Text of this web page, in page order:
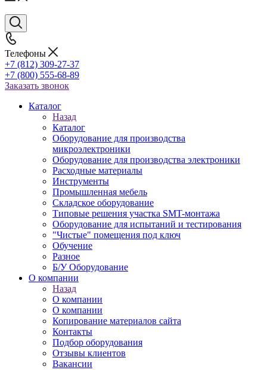
Телефоны
+7 (812) 309-27-37
+7 (800) 555-68-89
Заказать звонок
Каталог
Назад
Каталог
Оборудование для производства
микроэлектроники
Оборудование для производства электроники
Расходные материалы
Инструменты
Промышленная мебель
Складское оборудование
Типовые решения участка SMT-монтажа
Оборудование для испытаний и тестирования
"Чистые" помещения под ключ
Обучение
Разное
Б/У Оборудование
О компании
Назад
О компании
О компании
Копирование материалов сайта
Контакты
Подбор оборудования
Отзывы клиентов
Вакансии